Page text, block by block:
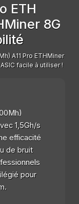
ETH
8G
A11 Pro ETHMiner
facile à utiliser !
1,5Gh/s
efficacité
de bruit
pour